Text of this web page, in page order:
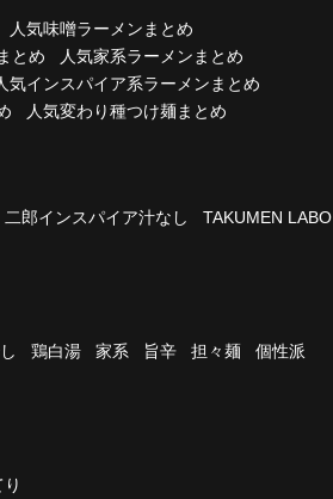
人気味噌ラーメンまとめ
とめ
人気家系ラーメンまとめ
気インスパイア系ラーメンまとめ
人気変わり種つけ麺まとめ
二郎インスパイア汁なし
TAKUMEN LABO
鶏白湯 家系 旨辛 担々麺
個性派